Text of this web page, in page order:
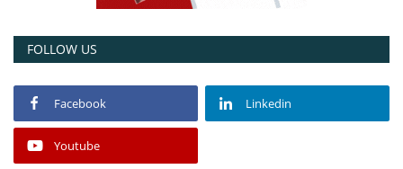
FOLLOW US
Facebook Linkedin
Youtube